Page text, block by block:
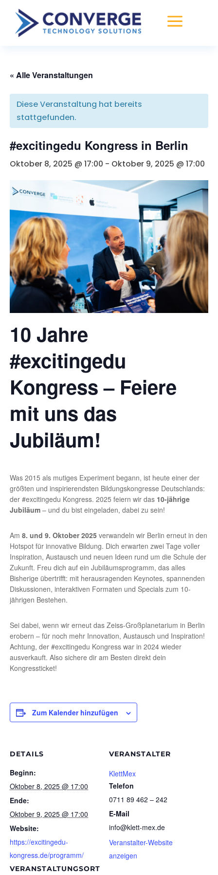
a
« Alle Veranstaltungen
Diese Veranstaltung hat bereits
stattgefunden.
#excitingedu Kongress in Berlin
Oktober 8, 2025 @ 17:00 - Oktober 9, 2025 @ 17:00
10 Jahre
#excitingedu
Kongress – Feiere
mit uns das
Jubiläum!
Was 2015 als mutiges Experiment begann, ist heute einer der
größten und inspirierendsten Bildungskongresse Deutschlands:
der #excitingedu Kongress. 2025 feiern wir das 10-jährige
Jubiläum – und du bist eingeladen, dabei zu sein!
Am 8. und 9. Oktober 2025 verwandeln wir Berlin erneut in den
Hotspot für innovative Bildung. Dich erwarten zwei Tage voller
Inspiration, Austausch und neuen Ideen rund um die Schule der
Zukunft. Freu dich auf ein Jubiläumsprogramm, das alles
Bisherige übertrifft: mit herausragenden Keynotes, spannenden
Diskussionen, interaktiven Formaten und Specials zum 10-
jährigen Bestehen.
Sei dabei, wenn wir erneut das Zeiss-Großplanetarium in Berlin
erobern – für noch mehr Innovation, Austausch und Inspiration!
Achtung, der #excitingedu Kongress war in 2024 wieder
ausverkauft. Also sichere dir am Besten direkt dein
Kongressticket!
Zum Kalender hinzufügen
DETAILS
Beginn:
Oktober 8, 2025 @ 17:00
Ende:
Oktober 9, 2025 @ 17:00
Website:
https://excitingedu-
kongress.de/programm/
VERANSTALTUNGSORT
VERANSTALTER
KlettMex
Telefon
0711 89 462 – 242
E-Mail
info@klett-mex.de
Veranstalter-Website
anzeigen